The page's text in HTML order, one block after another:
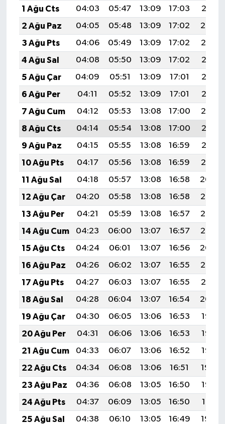
1 Ağu Cts
04:03 05:47 13:09 17:03
20:21
2 Ağu Paz
04:05 05:48 13:09 17:02
20:20
3 Ağu Pts
04:06 05:49 13:09 17:02
20:19
4 Ağu Sal
04:08 05:50 13:09 17:02
20:18
5 Ağu Çar
04:09 05:51 13:09 17:01
20:16
6 Ağu Per
04:11 05:52 13:09 17:01
20:15
7 Ağu Cum
04:12 05:53 13:08 17:00
20:14
8 Ağu Cts
04:14 05:54 13:08 17:00
20:13
9 Ağu Paz
04:15 05:55 13:08 16:59
20:12
10 Ağu Pts
04:17 05:56 13:08 16:59
20:10
11 Ağu Sal
04:18 05:57 13:08 16:58
20:09
12 Ağu Çar
04:20 05:58 13:08 16:58
20:08
13 Ağu Per
04:21 05:59 13:08 16:57
20:06
14 Ağu Cum
04:23 06:00 13:07 16:57
20:05
15 Ağu Cts
04:24 06:01 13:07 16:56
20:04
16 Ağu Paz
04:26 06:02 13:07 16:55
20:02
17 Ağu Pts
04:27 06:03 13:07 16:55
20:01
18 Ağu Sal
04:28 06:04 13:07 16:54
20:00
19 Ağu Çar
04:30 06:05 13:06 16:53
19:58
20 Ağu Per
04:31 06:06 13:06 16:53
19:57
21 Ağu Cum
04:33 06:07 13:06 16:52
19:55
22 Ağu Cts
04:34 06:08 13:06 16:51
19:54
23 Ağu Paz
04:36 06:08 13:05 16:50
19:52
24 Ağu Pts
04:37 06:09 13:05 16:50
19:51
25 Ağu Sal
04:38 06:10 13:05 16:49 19:49